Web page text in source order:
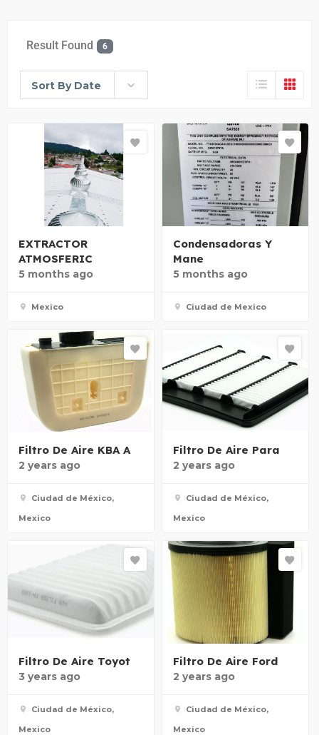
Result Found 6
Sort By Date
EXTRACTOR
ATMOSFERIC
5 months ago
Mexico
Condensadoras Y
Mane
5 months ago
Ciudad de Mexico
Filtro De Aire KBA A
2 years ago
Ciudad de México,
Mexico
Filtro De Aire Para
2 years ago
Ciudad de México,
Mexico
Filtro De Aire Toyot
3 years ago
Ciudad de México,
Mexico
Filtro De Aire Ford
2 years ago
Ciudad de México,
Mexico